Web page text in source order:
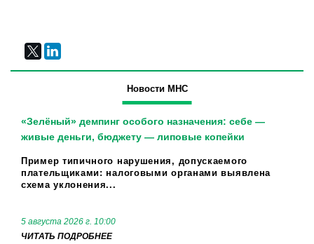
Новости МНС
«Зелёный» демпинг особого назначения: себе —
живые деньги, бюджету — липовые копейки
Пример типичного нарушения, допускаемого
плательщиками: налоговыми органами выявлена
схема уклонения...
5 августа 2026 г. 10:00
ЧИТАТЬ ПОДРОБНЕЕ